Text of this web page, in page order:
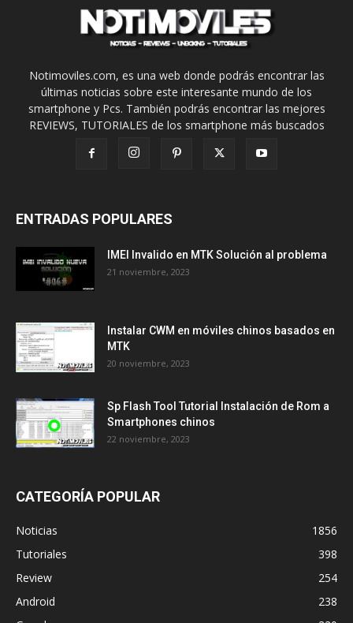
Notimoviles.com, es una web donde podrás encontrar las
últimas noticias sobre este interesante mundo de los
smartphone y Pcs. También podrás encontrar las mejores
REVIEWS, TUTORIALES de los smartphone más buscados
ENTRADAS POPULARES
IMEI Invalido en MTK Solución al problema
21 noviembre, 2023
Instalar CWM en móviles chinos basados en
MTK
20 noviembre, 2023
Sp Flash Tool Tutorial Instalación de Rom a
Smartphones chinos
22 noviembre, 2023
CATEGORÍA POPULAR
Noticias
1856
Tutoriales
398
Review
254
Android
238